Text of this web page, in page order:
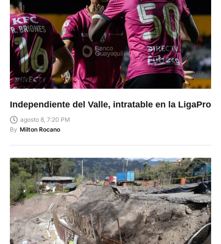
Independiente del Valle, intratable en la LigaPro
agosto 8, 7:20 PM
By Milton Rocano